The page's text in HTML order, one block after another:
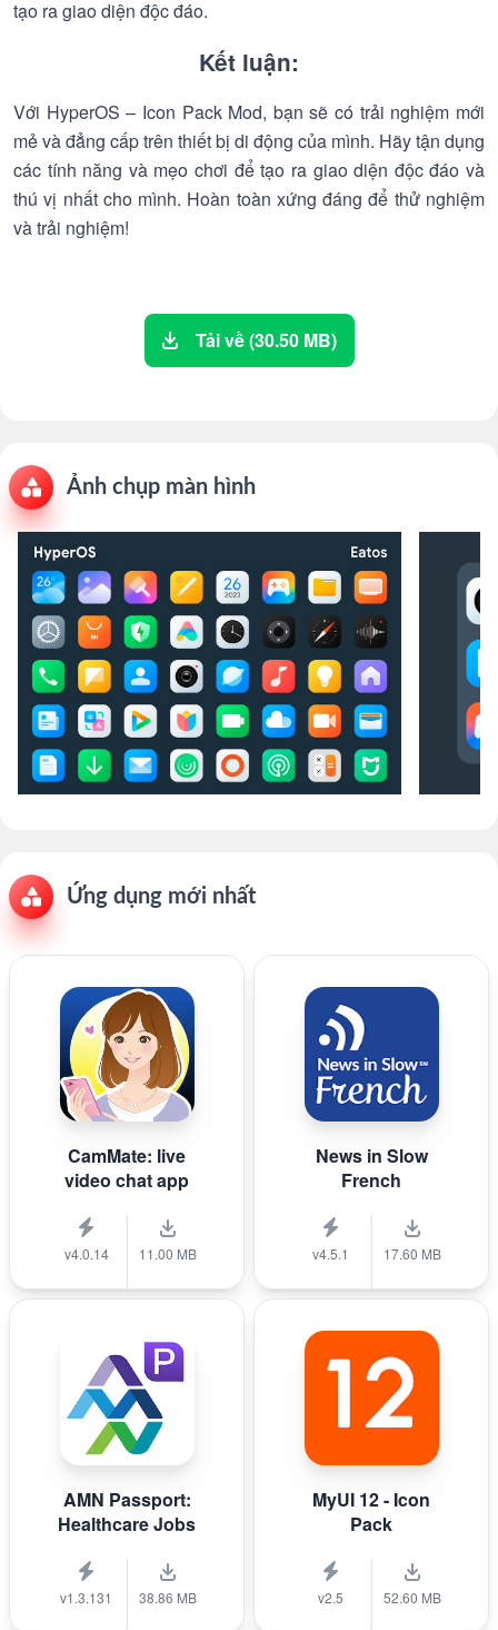
tạo ra giao diện độc đáo.
Kết luận:
Với HyperOS – Icon Pack Mod, bạn sẽ có trải nghiệm mới
mẻ và đẳng cấp trên thiết bị di động của mình. Hãy tận dụng
các tính năng và mẹo chơi để tạo ra giao diện độc đáo và
thú vị nhất cho mình. Hoàn toàn xứng đáng để thử nghiệm
và trải nghiệm!
Tải về (30.50 MB)
Ảnh chụp màn hình
Ứng dụng mới nhất
CamMate: live
video chat app
v4.0.14 11.00 MB
News in Slow
French
v4.5.1 17.60 MB
AMN Passport:
Healthcare Jobs
v1.3.131 38.86 MB
MyUI 12 - Icon
Pack
v2.5 52.60 MB